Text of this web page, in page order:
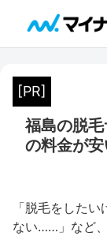
[PR]
福島の脱
の料金が安
「脱毛をした
ない……」など